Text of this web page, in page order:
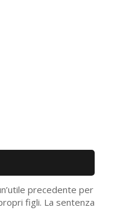
precedente per
figli. La sentenza